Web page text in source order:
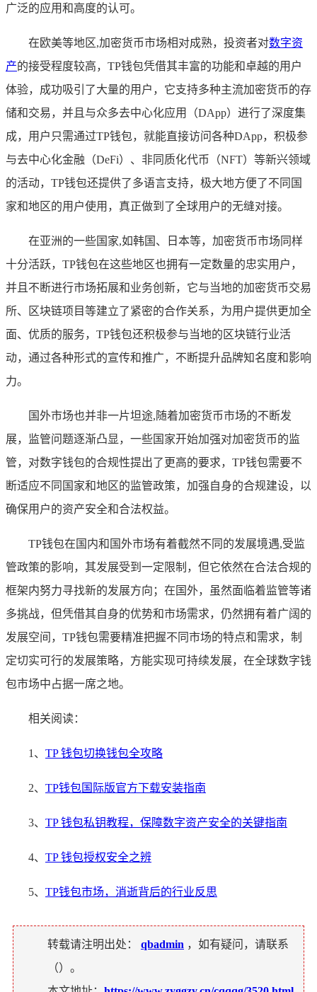
广泛的应用和高度的认可。
在欧美等地区,加密货币市场相对成熟，投资者对数字资
产的接受程度较高，TP钱包凭借其丰富的功能和卓越的用户
体验，成功吸引了大量的用户，它支持多种主流加密货币的存
储和交易，并且与众多去中心化应用（DApp）进行了深度集
成，用户只需通过TP钱包，就能直接访问各种DApp，积极参
与去中心化金融（DeFi）、非同质化代币（NFT）等新兴领域
的活动，TP钱包还提供了多语言支持，极大地方便了不同国
家和地区的用户使用，真正做到了全球用户的无缝对接。
在亚洲的一些国家,如韩国、日本等，加密货币市场同样
十分活跃，TP钱包在这些地区也拥有一定数量的忠实用户，
并且不断进行市场拓展和业务创新，它与当地的加密货币交易
所、区块链项目等建立了紧密的合作关系，为用户提供更加全
面、优质的服务，TP钱包还积极参与当地的区块链行业活
动，通过各种形式的宣传和推广，不断提升品牌知名度和影响
力。
国外市场也并非一片坦途,随着加密货币市场的不断发
展，监管问题逐渐凸显，一些国家开始加强对加密货币的监
管，对数字钱包的合规性提出了更高的要求，TP钱包需要不
断适应不同国家和地区的监管政策，加强自身的合规建设，以
确保用户的资产安全和合法权益。
TP钱包在国内和国外市场有着截然不同的发展境遇,受监
管政策的影响，其发展受到一定限制，但它依然在合法合规的
框架内努力寻找新的发展方向；在国外，虽然面临着监管等诸
多挑战，但凭借其自身的优势和市场需求，仍然拥有着广阔的
发展空间，TP钱包需要精准把握不同市场的特点和需求，制
定切实可行的发展策略，方能实现可持续发展，在全球数字钱
包市场中占据一席之地。
相关阅读：
1、 TP 钱包切换钱包全攻略
2、 TP钱包国际版官方下载安装指南
3、 TP 钱包私钥教程，保障数字资产安全的关键指南
4、 TP 钱包授权安全之辨
5、 TP钱包市场，消逝背后的行业反思
转载请注明出处： qbadmin ，如有疑问，请联系
（）。